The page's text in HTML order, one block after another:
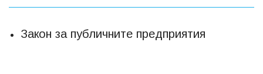
Закон за публичните предприятия